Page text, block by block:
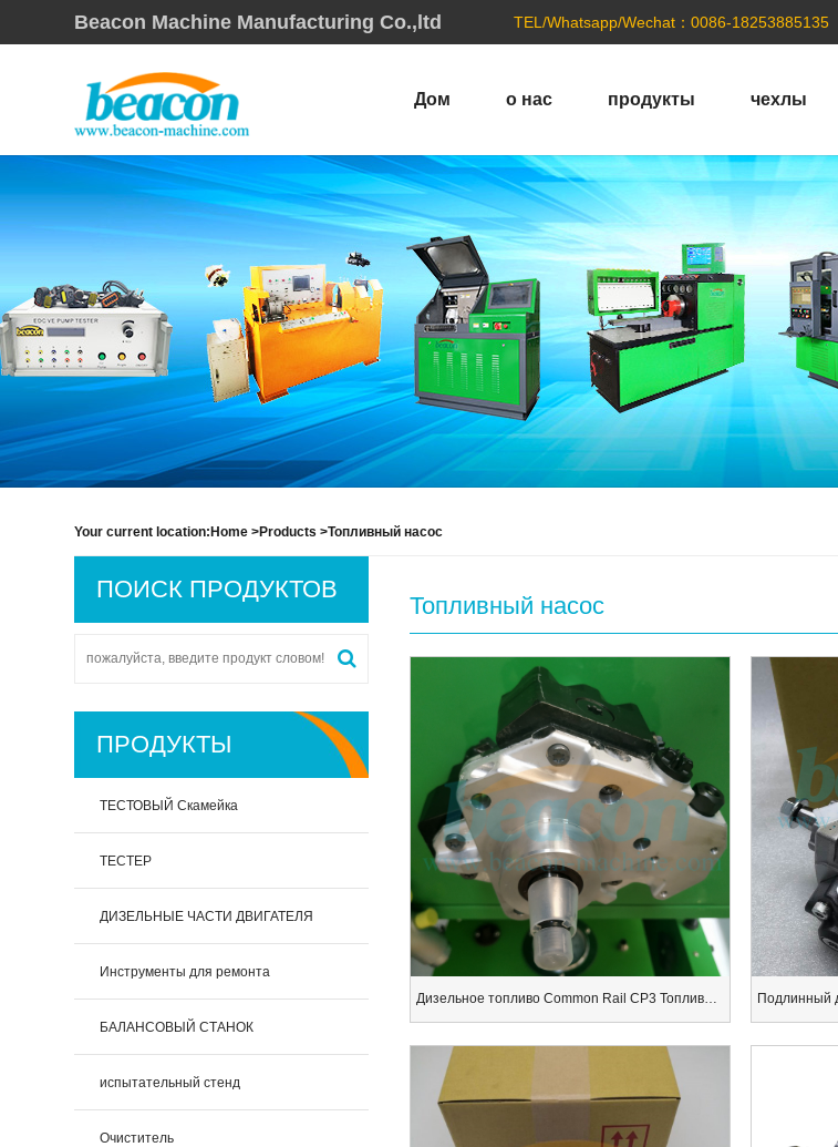
Beacon Machine Manufacturing Co.,ltd TEL/Whatsapp/Wechat：0086-18253885135
Дом о нас продукты чехлы
Your current location: Home >Products >Топливный насос
ПОИСК ПРОДУКТОВ
ПРОДУКТЫ
ТЕСТОВЫЙ Скамейка
ТЕСТЕР
ДИЗЕЛЬНЫЕ ЧАСТИ ДВИГАТЕЛЯ
Инструменты для ремонта
БАЛАНСОВЫЙ СТАНОК
испытательный стенд
Очиститель
Топливный насос
Дизельное топливо Common Rail CP3 Топливный насос Восстановленные детали